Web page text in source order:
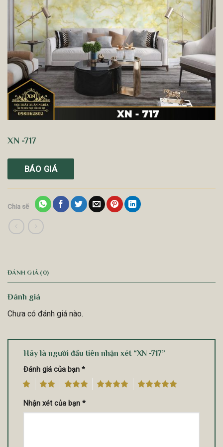
XN -717
BÁO GIÁ
Chia sẽ
ĐÁNH GIÁ (0)
Đánh giá
Chưa có đánh giá nào.
Hãy là người đầu tiên nhận xét “XN -717”
Đánh giá của bạn *
4 5
Nhận xét của bạn *